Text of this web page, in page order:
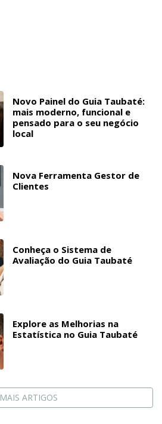
Novo Painel do Guia Taubaté:
mais moderno, funcional e
pensado para o seu negócio
local
Nova Ferramenta Gestor de
Clientes
Conheça o Sistema de
Avaliação do Guia Taubaté
Explore as Melhorias na
Estatística no Guia Taubaté
MAIS ARTIGOS